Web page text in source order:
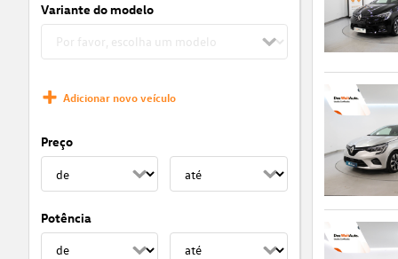
Variante do modelo
Adicionar novo veículo
Preço
Potência